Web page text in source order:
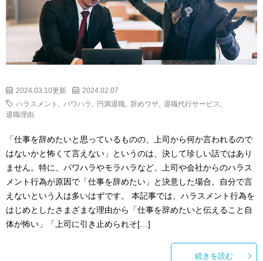
2024.03.10更新 2024.02.07
ハラスメント パワハラ 円満退職 辞めワザ 退職代行サービス
退職理由
「仕事を辞めたいと思っているものの、上司から何か言われるので
はないかと怖くて言えない」というのは、決して珍しい話ではあり
ません。特に、パワハラやモラハラなど、上司や会社からのハラス
メント行為が原因で「仕事を辞めたい」と決意した場合、自分で言
えないという人は多いはずです。 本記事では、ハラスメント行為を
はじめとしたさまざまな理由から「仕事を辞めたいと伝えること自
体が怖い」「上司に引き止められそ[…]
続きを読む